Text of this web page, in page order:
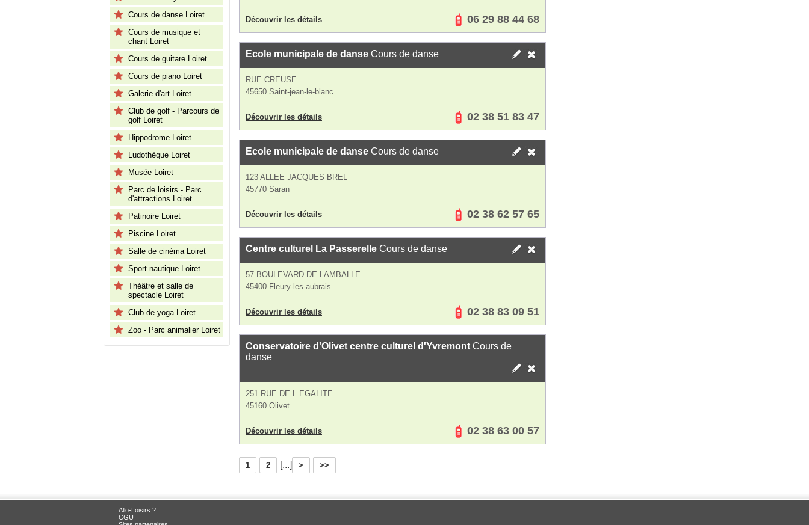
Cours de danse Loiret
Cours de musique et
chant Loiret
Cours de guitare Loiret
Cours de piano Loiret
Galerie d'art Loiret
Club de golf - Parcours de
golf Loiret
Hippodrome Loiret
Ludothèque Loiret
Musée Loiret
Parc de loisirs - Parc
d'attractions Loiret
Patinoire Loiret
Piscine Loiret
Salle de cinéma Loiret
Sport nautique Loiret
Théâtre et salle de
spectacle Loiret
Club de yoga Loiret
Zoo - Parc animalier Loiret
Découvrir les détails 06 29 88 44 68
Ecole municipale de danse Cours de danse
RUE CREUSE
45650 Saint-jean-le-blanc
Découvrir les détails 02 38 51 83 47
Ecole municipale de danse Cours de danse
123 ALLEE JACQUES BREL
45770 Saran
Découvrir les détails 02 38 62 57 65
Centre culturel La Passerelle Cours de danse
57 BOULEVARD DE LAMBALLE
45400 Fleury-les-aubrais
Découvrir les détails 02 38 83 09 51
Conservatoire d'Olivet centre culturel d'Yvremont Cours de
danse
251 RUE DE L EGALITE
45160 Olivet
Découvrir les détails 02 38 63 00 57
1 2 [...] > >>
Allo-Loisirs ?
CGU